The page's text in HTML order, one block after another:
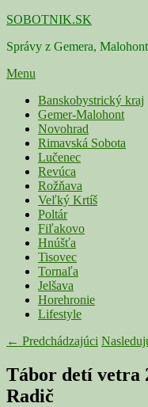
Skip
content
SOBOTNIK.SK
Správy z Gemera,
Menu
Primárne
menu
Banskobystrický kraj
Gemer-Malohont
Novohrad
Rimavská Sobota
Lučenec
Revúca
Rožňava
Veľký Krtíš
Poltár
Fiľakovo
Hnúšťa
Tisovec
Tornaľa
Jelšava
Horehronie
Lifestyle
Navigácia
galérii
← Predchádzajúci
Tábor detí vetra
Radič